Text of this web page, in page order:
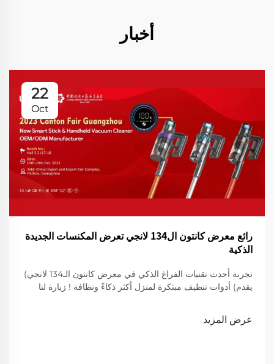
أخبار
22
Oct
رائع معرض كانتون ال134 لانجي تعرض المكنسات الجديدة
الذكية
تجربة أحدث تقنيات الفراغ الذكي في معرض كانتون الـ134 لانجي)
يقدم) أدوات تنظيف مبتكرة لمنزل أكثر ذكاءً ونظافة ! زيارة لنا
عرض المزيد